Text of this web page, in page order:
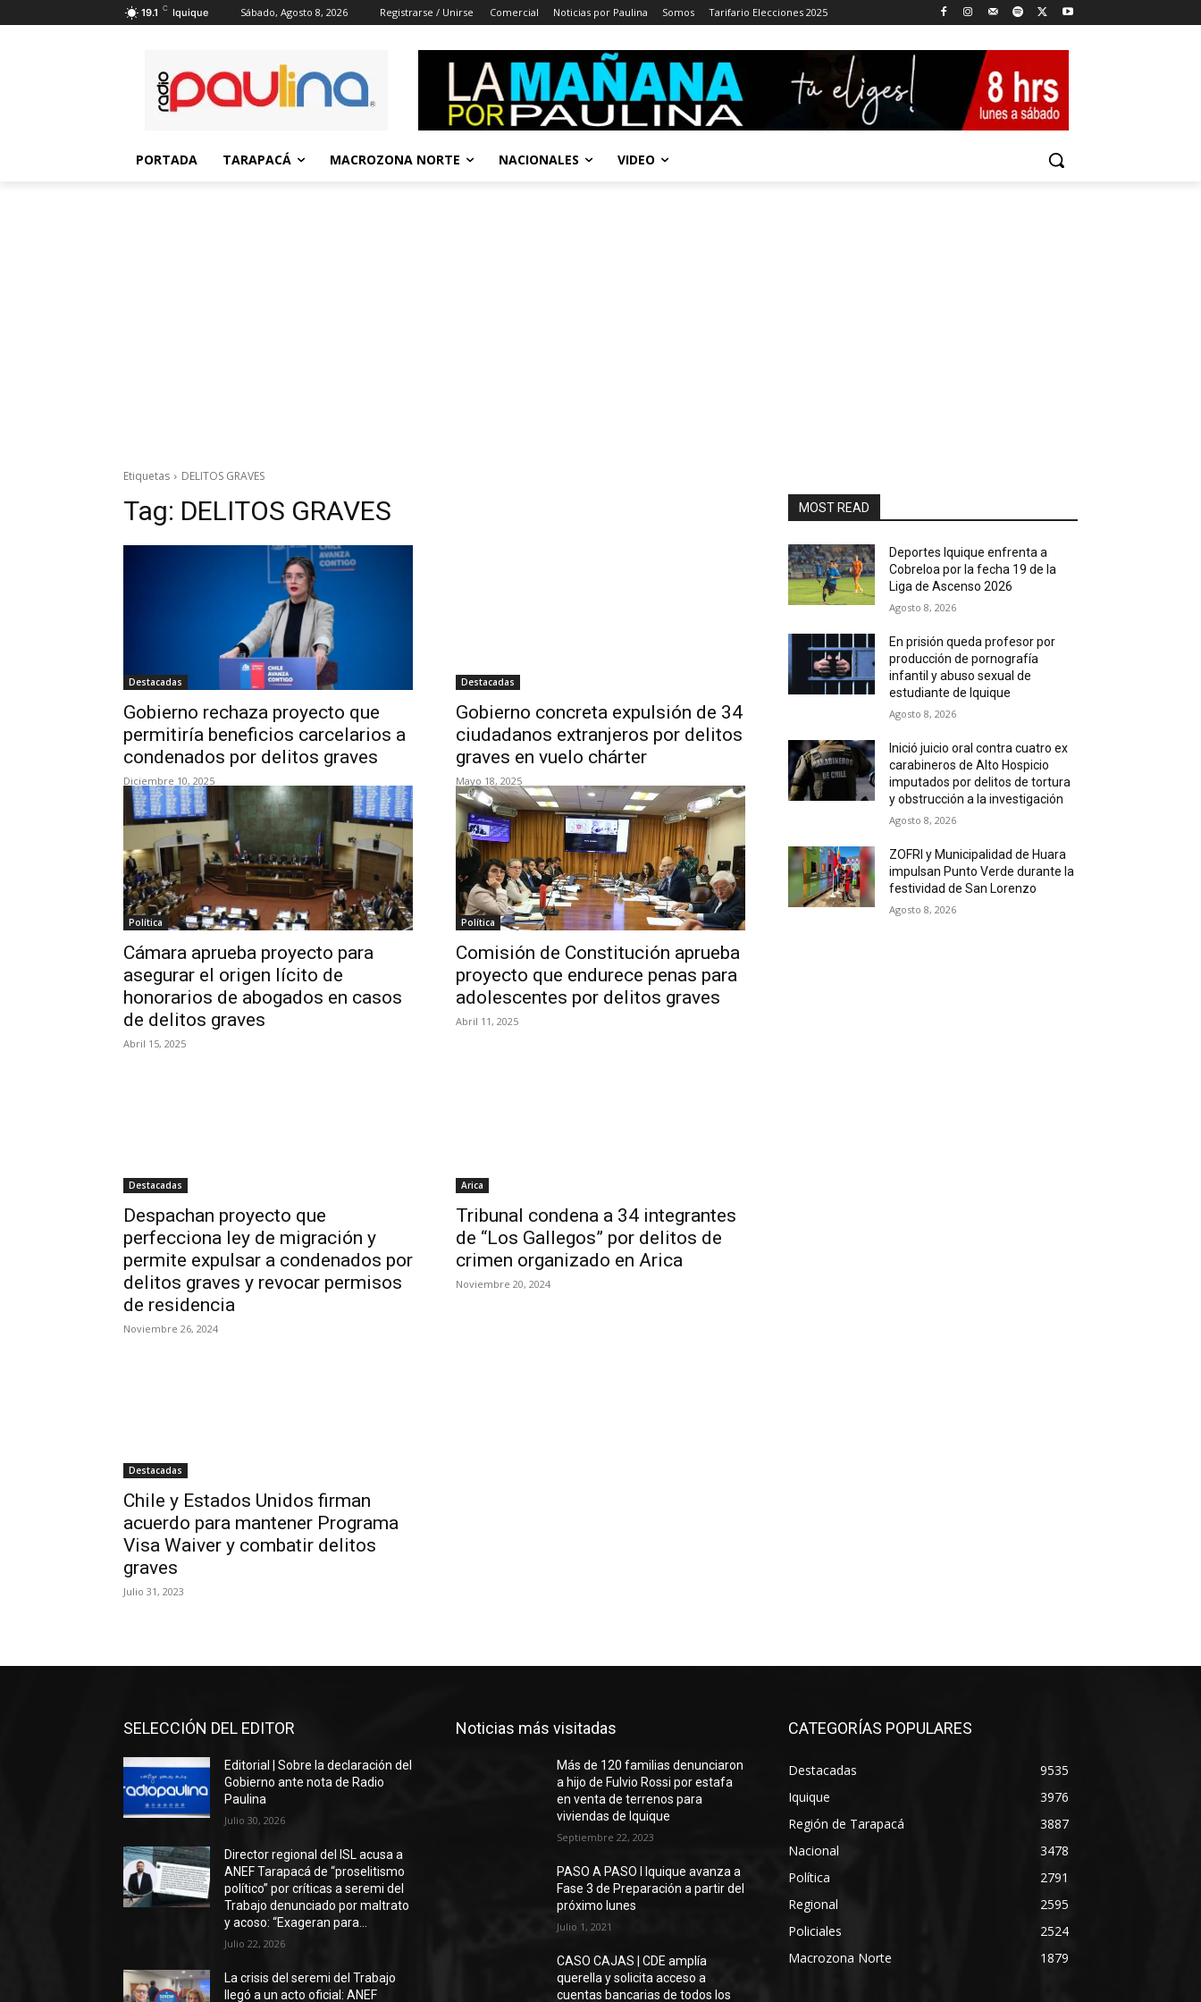
19.1 C Iquique Sábado, Agosto 8, 2026 Registrarse / Unirse Comercial Noticias por Paulina Somos Tarifario Elecciones 2025
PORTADA TARAPACÁ MACROZONA NORTE NACIONALES VIDEO
Etiquetas DELITOS GRAVES
Tag: DELITOS GRAVES
Destacadas
Gobierno rechaza proyecto que
permitiría beneficios carcelarios a
condenados por delitos graves
Diciembre 10, 2025
Destacadas
Gobierno concreta expulsión de 34
ciudadanos extranjeros por delitos
graves en vuelo chárter
Mayo 18, 2025
Política
Cámara aprueba proyecto para
asegurar el origen lícito de
honorarios de abogados en casos
de delitos graves
Abril 15, 2025
Política
Comisión de Constitución aprueba
proyecto que endurece penas para
adolescentes por delitos graves
Abril 11, 2025
Destacadas
Despachan proyecto que
perfecciona ley de migración y
permite expulsar a condenados por
delitos graves y revocar permisos
de residencia
Noviembre 26, 2024
Arica
Tribunal condena a 34 integrantes
de “Los Gallegos” por delitos de
crimen organizado en Arica
Noviembre 20, 2024
Destacadas
Chile y Estados Unidos firman
acuerdo para mantener Programa
Visa Waiver y combatir delitos
graves
Julio 31, 2023
MOST READ
Deportes Iquique enfrenta a
Cobreloa por la fecha 19 de la
Liga de Ascenso 2026
Agosto 8, 2026
En prisión queda profesor por
producción de pornografía
infantil y abuso sexual de
estudiante de Iquique
Agosto 8, 2026
Inició juicio oral contra cuatro ex
carabineros de Alto Hospicio
imputados por delitos de tortura
y obstrucción a la investigación
Agosto 8, 2026
ZOFRI y Municipalidad de Huara
impulsan Punto Verde durante la
festividad de San Lorenzo
Agosto 8, 2026
SELECCIÓN DEL EDITOR
Editorial | Sobre la declaración del
Gobierno ante nota de Radio
Paulina
Julio 30, 2026
Director regional del ISL acusa a
ANEF Tarapacá de “proselitismo
político” por críticas a seremi del
Trabajo denunciado por maltrato
y acoso: “Exageran para...
Julio 22, 2026
La crisis del seremi del Trabajo
llegó a un acto oficial: ANEF
Noticias más visitadas
Más de 120 familias denunciaron
a hijo de Fulvio Rossi por estafa
en venta de terrenos para
viviendas de Iquique
Septiembre 22, 2023
PASO A PASO I Iquique avanza a
Fase 3 de Preparación a partir del
próximo lunes
Julio 1, 2021
CASO CAJAS | CDE amplía
querella y solicita acceso a
cuentas bancarias de todos los
CATEGORÍAS POPULARES
Destacadas
9535
Iquique
3976
Región de Tarapacá
3887
Nacional
3478
Política
2791
Regional
2595
Policiales
2524
Macrozona Norte
1879